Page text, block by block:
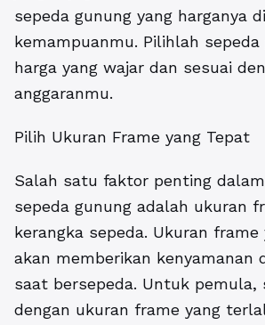
sepeda gunung yang harganya
kemampuanmu. Pilihlah sepeda
harga yang wajar dan sesuai
anggaranmu.
Pilih Ukuran Frame yang Tepat
Salah satu faktor penting
sepeda gunung adalah ukuran
kerangka sepeda. Ukuran
akan memberikan kenyamanan
saat bersepeda. Untuk pemula,
dengan ukuran frame yang